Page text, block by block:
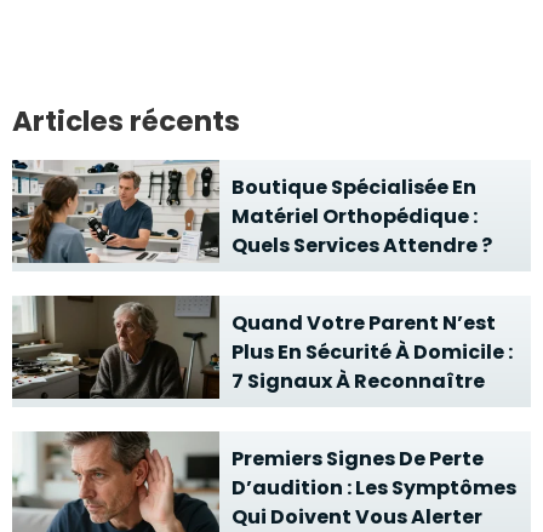
Articles récents
Boutique Spécialisée En
Matériel Orthopédique :
Quels Services Attendre ?
Quand Votre Parent N’est
Plus En Sécurité À Domicile :
7 Signaux À Reconnaître
Premiers Signes De Perte
D’audition : Les Symptômes
Qui Doivent Vous Alerter